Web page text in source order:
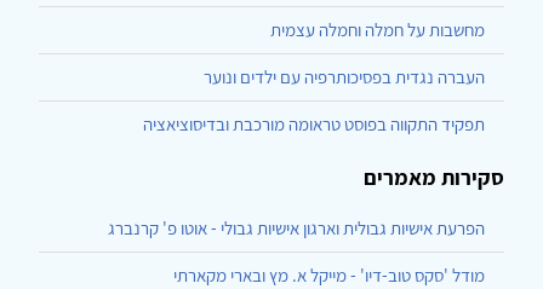
מחשבות על חמלה וחמלה עצמית
העברה נגדית בפסיכותרפיה עם ילדים ונוער
תפקיד התקווה בפוסט טראומה מורכבת ובדיסוציאציה
סקירות מאמרים
הפרעת אישיות גבולית וארגון אישיות גבולי - אוטו פ' קרנברג
מודל 'סקס טוב-דיו' - מייקל א. מץ ובארי מקארתי